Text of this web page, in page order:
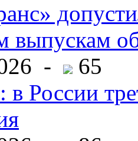
выпускам
-
65
в России